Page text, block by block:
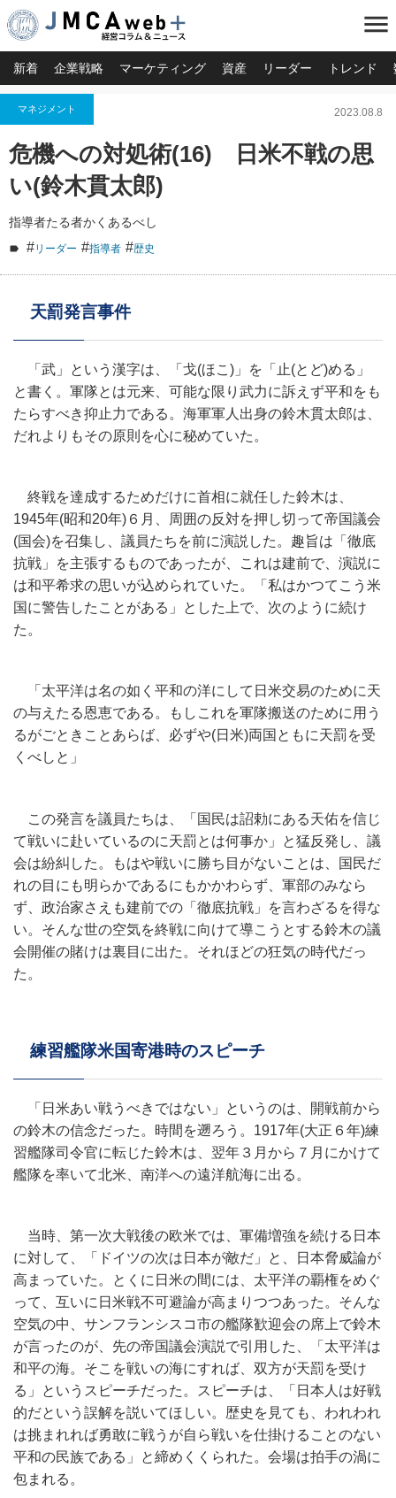
menu
新着 企業戦略 マーケティング 資産 リーダー トレンド
マネジメント 2023.08.8
危機への対処術(16) 日米不戦の思
い(鈴木貫太郎)
指導者たる者かくあるべし
#リーダー #指導者 #歴史
天罰発言事件
「武」という漢字は、「戈(ほこ)」を「止(とど)める」
と書く。軍隊とは元来、可能な限り武力に訴えず平和をも
たらすべき抑止力である。海軍軍人出身の鈴木貫太郎は、
だれよりもその原則を心に秘めていた。
終戦を達成するためだけに首相に就任した鈴木は、
1945年(昭和20年)６月、周囲の反対を押し切って帝国議会
(国会)を召集し、議員たちを前に演説した。趣旨は「徹底
抗戦」を主張するものであったが、これは建前で、演説に
は和平希求の思いが込められていた。「私はかつてこう米
国に警告したことがある」とした上で、次のように続け
た。
「太平洋は名の如く平和の洋にして日米交易のために天
の与えたる恩恵である。もしこれを軍隊搬送のために用う
るがごときことあらば、必ずや(日米)両国ともに天罰を受
くべしと」
この発言を議員たちは、「国民は詔勅にある天佑を信じ
て戦いに赴いているのに天罰とは何事か」と猛反発し、議
会は紛糾した。もはや戦いに勝ち目がないことは、国民だ
れの目にも明らかであるにもかかわらず、軍部のみなら
ず、政治家さえも建前での「徹底抗戦」を言わざるを得な
い。そんな世の空気を終戦に向けて導こうとする鈴木の議
会開催の賭けは裏目に出た。それほどの狂気の時代だっ
た。
練習艦隊米国寄港時のスピーチ
「日米あい戦うべきではない」というのは、開戦前から
の鈴木の信念だった。時間を遡ろう。1917年(大正６年)練
習艦隊司令官に転じた鈴木は、翌年３月から７月にかけて
艦隊を率いて北米、南洋への遠洋航海に出る。
当時、第一次大戦後の欧米では、軍備増強を続ける日本
に対して、「ドイツの次は日本が敵だ」と、日本脅威論が
高まっていた。とくに日米の間には、太平洋の覇権をめぐ
って、互いに日米戦不可避論が高まりつつあった。そんな
空気の中、サンフランシスコ市の艦隊歓迎会の席上で鈴木
が言ったのが、先の帝国議会演説で引用した、「太平洋は
和平の海。そこを戦いの海にすれば、双方が天罰を受け
る」というスピーチだった。スピーチは、「日本人は好戦
的だという誤解を説いてほしい。歴史を見ても、われわれ
は挑まれれば勇敢に戦うが自ら戦いを仕掛けることのない
平和の民族である」と締めくくられた。会場は拍手の渦に
包まれる。